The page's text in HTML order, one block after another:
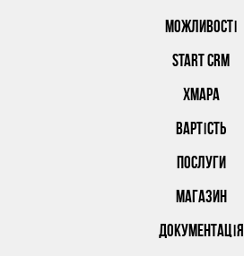
МОЖЛИВОСТІ
START CRM
ХМАРА
ВАРТІСТЬ
ПОСЛУГИ
МАГАЗИН
ДОКУМЕНТАЦІЯ